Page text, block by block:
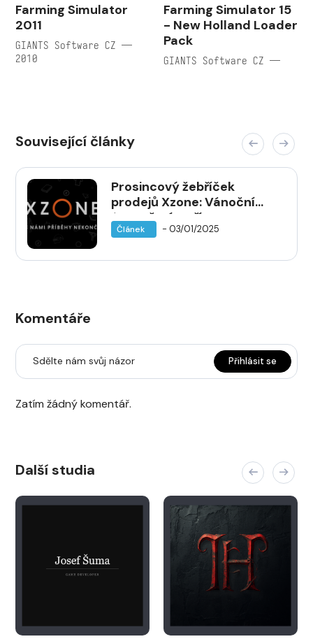
Farming Simulator
2011
GIANTS Software CZ —
2010
Farming Simulator 15
- New Holland Loader
Pack
GIANTS Software CZ —
Související články
Prosincový žebříček
prodejů Xzone: Vánoční
farmaření a příprava na
návrat do středověku
Článek - 03/01/2025
Komentáře
Sdělte nám svůj názor Přihlásit se
Zatím žádný komentář.
Další studia